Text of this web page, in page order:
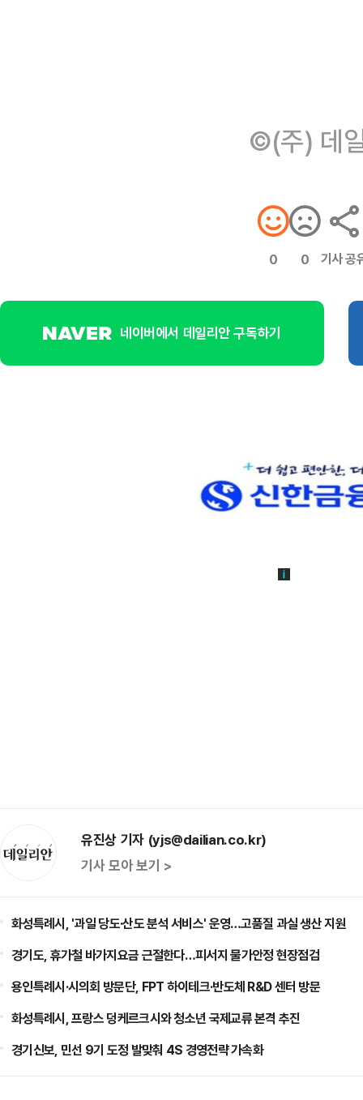
©(주) 데
0 0 기사 공
네이버에서 데일리안 구독하기
유진상 기자 (yjs@dailian.co.kr)
기사 모아 보기 >
화성특례시, '과일 당도·산도 분석 서비스' 운영…고품질 과실 생산 지원
경기도, 휴가철 바가지요금 근절한다…피서지 물가안정 현장점검
용인특례시·시의회 방문단, FPT 하이테크·반도체 R&D 센터 방문
화성특례시, 프랑스 덩케르크시와 청소년 국제교류 본격 추진
경기신보, 민선 9기 도정 발맞춰 4S 경영전략 가속화